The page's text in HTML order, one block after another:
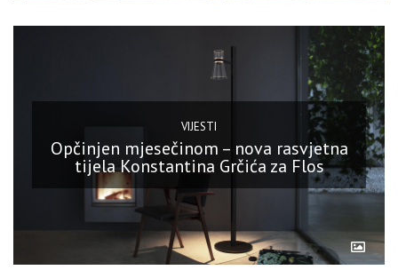
VIJESTI
Opčinjen mjesečinom – nova rasvjetna
tijela Konstantina Grčića za Flos